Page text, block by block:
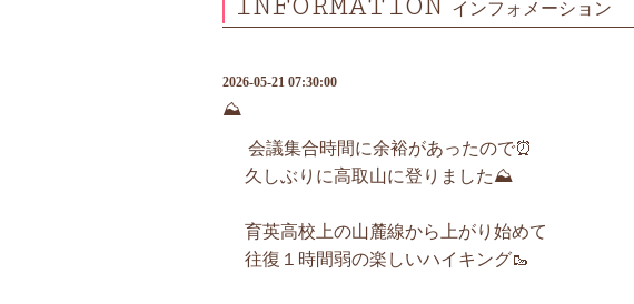
インフォメーション
2026-05-21 07:30:00
⛰️
会議集合時間に余裕があったので⏰
久しぶりに高取山に登りました⛰️
育英高校上の山麓線から上がり始めて
往復１時間弱の楽しいハイキング🥾